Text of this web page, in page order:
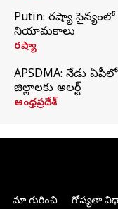
Putin: రష్యా సైన్యంలో
నియామకాలు
రష్యా
APSDMA: నేడు
జిల్లాలకు అలర్ట్
ఆంధ్రప్రదేశ్
మా గురించి గోప్యతా